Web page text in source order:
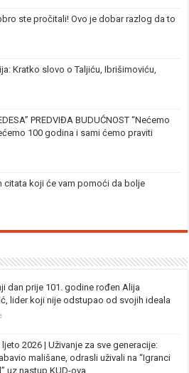
ste pročitali! Ovo je dobar razlog da to
Kratko slovo o Taljiću, Ibrišimoviću,
PREDVIĐA BUDUĆNOST “Nećemo
100 godina i sami ćemo praviti
citata koji će vam pomoći da bolje
dan prije 101. godine rođen Alija
lider koji nije odstupao od svojih ideala
2026 | Uživanje za sve generacije:
mališane, odrasli uživali na “Igranci
uz nastup KUD-ova